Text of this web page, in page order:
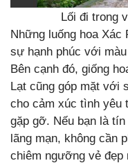
Lối đi trong
Những luống hoa
sự hạnh phúc với
Bên cạnh đó, giống
Lạt cũng góp mặt với
cho cảm xúc tình yêu
gặp gỡ. Nếu bạn là
lãng mạn, không cần
chiêm ngưỡng vẻ đẹp